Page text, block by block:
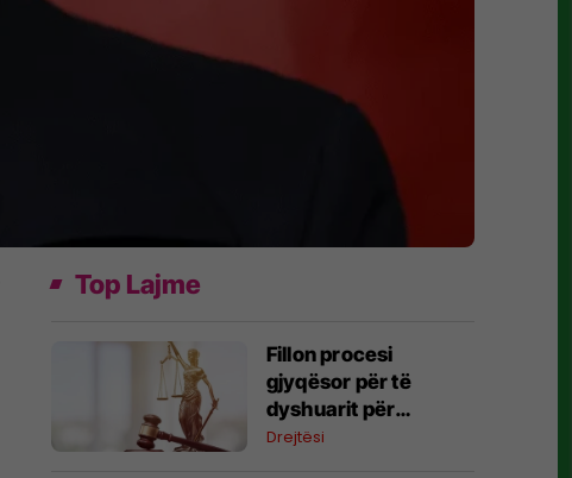
Top Lajme
Fillon procesi
gjyqësor për të
dyshuarit për
masakrën e Reçakut,
Drejtësi